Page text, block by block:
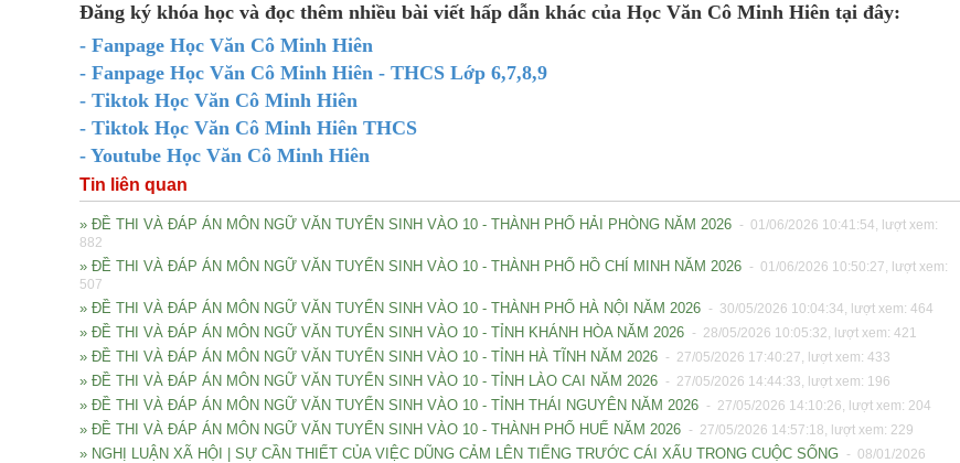
Đăng ký khóa học và đọc thêm nhiều bài viết hấp dẫn khác của Học Văn Cô Minh Hiên tại đây:
- Fanpage Học Văn Cô Minh Hiên
- Fanpage Học Văn Cô Minh Hiên - THCS Lớp 6,7,8,9
- Tiktok Học Văn Cô Minh Hiên
- Tiktok Học Văn Cô Minh Hiên THCS
- Youtube Học Văn Cô Minh Hiên
Tin liên quan
» ĐỀ THI VÀ ĐÁP ÁN MÔN NGỮ VĂN TUYỂN SINH VÀO 10 - THÀNH PHỐ HẢI PHÒNG NĂM 2026 - 01/06/2026 10:41:54, lượt xem:
882
» ĐỀ THI VÀ ĐÁP ÁN MÔN NGỮ VĂN TUYỂN SINH VÀO 10 - THÀNH PHỐ HỒ CHÍ MINH NĂM 2026 - 01/06/2026 10:50:27, lượt xem:
507
» ĐỀ THI VÀ ĐÁP ÁN MÔN NGỮ VĂN TUYỂN SINH VÀO 10 - THÀNH PHỐ HÀ NỘI NĂM 2026 - 30/05/2026 10:04:34, lượt xem: 464
» ĐỀ THI VÀ ĐÁP ÁN MÔN NGỮ VĂN TUYỂN SINH VÀO 10 - TỈNH KHÁNH HÒA NĂM 2026 - 28/05/2026 10:05:32, lượt xem: 421
» ĐỀ THI VÀ ĐÁP ÁN MÔN NGỮ VĂN TUYỂN SINH VÀO 10 - TỈNH HÀ TĨNH NĂM 2026 - 27/05/2026 17:40:27, lượt xem: 433
» ĐỀ THI VÀ ĐÁP ÁN MÔN NGỮ VĂN TUYỂN SINH VÀO 10 - TỈNH LÀO CAI NĂM 2026 - 27/05/2026 14:44:33, lượt xem: 196
» ĐỀ THI VÀ ĐÁP ÁN MÔN NGỮ VĂN TUYỂN SINH VÀO 10 - TỈNH THÁI NGUYÊN NĂM 2026 - 27/05/2026 14:10:26, lượt xem: 204
» ĐỀ THI VÀ ĐÁP ÁN MÔN NGỮ VĂN TUYỂN SINH VÀO 10 - THÀNH PHỐ HUẾ NĂM 2026 - 27/05/2026 14:57:18, lượt xem: 229
» NGHỊ LUẬN XÃ HỘI | SỰ CẦN THIẾT CỦA VIỆC DŨNG CẢM LÊN TIẾNG TRƯỚC CÁI XẤU TRONG CUỘC SỐNG - 08/01/2026